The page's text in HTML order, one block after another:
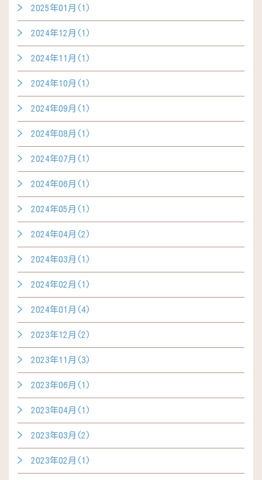
2025年01月(1)
2024年12月(1)
2024年11月(1)
2024年10月(1)
2024年09月(1)
2024年08月(1)
2024年07月(1)
2024年06月(1)
2024年05月(1)
2024年04月(2)
2024年03月(1)
2024年02月(1)
2024年01月(4)
2023年12月(2)
2023年11月(3)
2023年06月(1)
2023年04月(1)
2023年03月(2)
2023年02月(1)